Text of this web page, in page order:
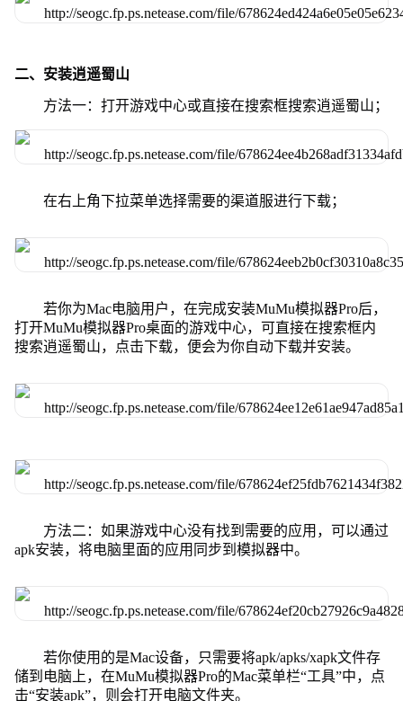
二、安装逍遥蜀山
方法一：打开游戏中心或直接在搜索框搜索逍遥蜀山；
在右上角下拉菜单选择需要的渠道服进行下载；
若你为Mac电脑用户，在完成安装MuMu模拟器Pro后，
打开MuMu模拟器Pro桌面的游戏中心，可直接在搜索框内
搜索逍遥蜀山，点击下载，便会为你自动下载并安装。
方法二：如果游戏中心没有找到需要的应用，可以通过
apk安装，将电脑里面的应用同步到模拟器中。
若你使用的是Mac设备，只需要将apk/apks/xapk文件存
储到电脑上，在MuMu模拟器Pro的Mac菜单栏“工具”中，点
击“安装apk”，则会打开电脑文件夹。